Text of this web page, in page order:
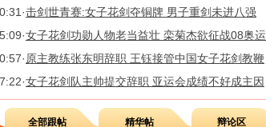
·击剑世青赛:女子花剑夺铜牌 男子重剑未进八强
·女子花剑功勋人物老当益壮 栾菊杰欲征战08奥运
· 原主教练张东明辞职 王钰接管中国女子花剑教鞭
·女子花剑队主帅提交辞职 亚运会成绩不好成主因
全部跟帖 精华帖 辩论区